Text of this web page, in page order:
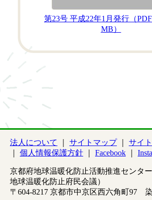
第23号 平成22年1月発行 （
MB）
法人について サイトマップ
サイ
個人情報保護方針
Facebook
京都府地球温暖化防止活動推進センタ
地球温暖化防止府民会議）
〒604-8217 京都市中京区西六角町97